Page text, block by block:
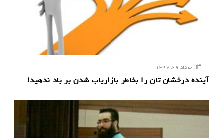
خرداد 29, 1397
آینده درخشان تان را بخاطر بازاریاب شدن بر باد ندهید!